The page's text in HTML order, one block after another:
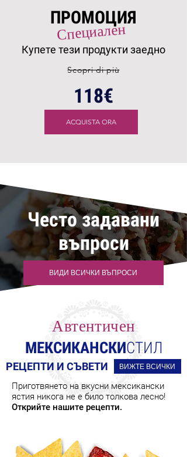
ПРОМОЦИЯ
Специален
Купете тези продукти заедно
Scopri di più
118€
ACQUISTA ORA
Често задавани
въпроси
ВИДИ ВСИЧКИ ВЪПРОСИ
Автентичен
МЕКСИКАНСКИСТИЛ
РЕЦЕПТИ И СЪВЕТИ ВИЖТЕ ВСИЧКИ
Приготвянето на вкусни мексикански
ястия никога не е било толкова лесно!
Открийте нашите рецепти.